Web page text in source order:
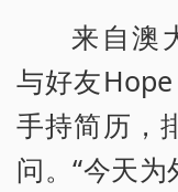
来自澳
与好友
手持简历，
问。“今天